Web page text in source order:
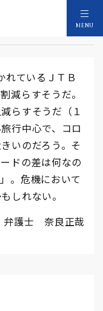
MENU
ているＪＴＢ
減らすそうだ。
らすそうだ（１
行中心で、コロ
いのだろう。そ
ドの差は何なの
。危機において
しれない。
護士 奈良正哉